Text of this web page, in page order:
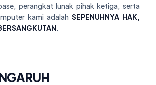
perangkat lunak pihak ketiga, serta
kami adalah SEPENUHNYA HAK,
.